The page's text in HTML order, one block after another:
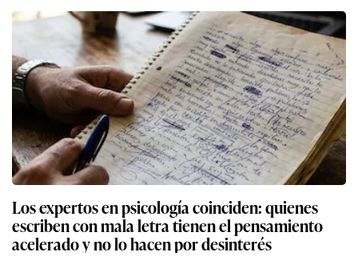
Los expertos en psicología coinciden: quienes
escriben con mala letra tienen el pensamiento
acelerado y no lo hacen por desinterés